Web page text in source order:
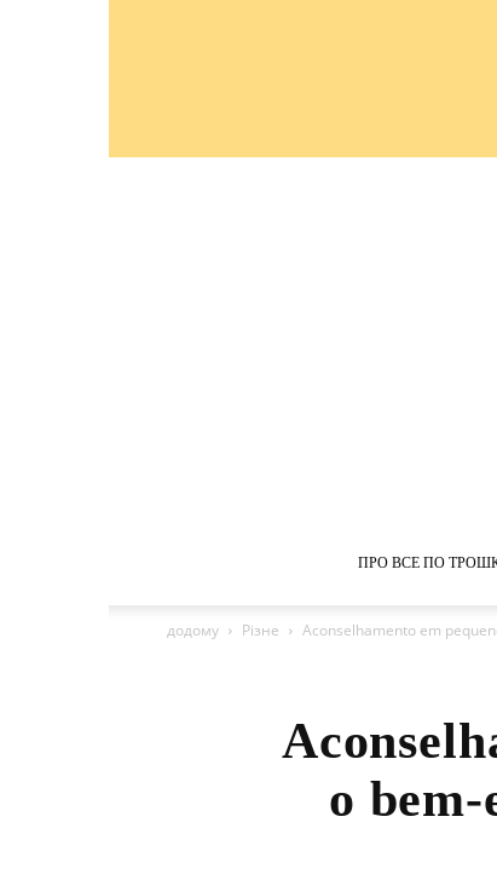
ПРО ВСЕ ПО
додому Різне Aconselhamento em
o bem-